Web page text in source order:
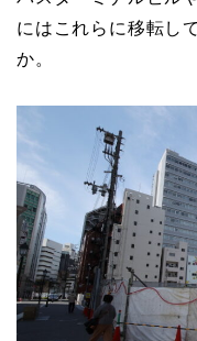
にはこれらに移転し
か。